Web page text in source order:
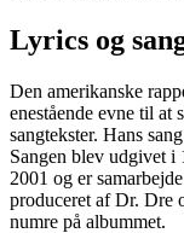
Lyrics og
Den amerikanske
enestående evne til at
sangtekster. Hans
Sangen blev udgivet i
2001 og er
produceret af Dr. Dre
numre på albummet.